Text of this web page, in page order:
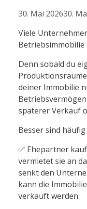
30. Mai 202630.
Viele
Betriebsimmobilie
Denn sobald du
deiner Immobilie
späterer Verkauf
Besser sind
✅ Ehepartner
vermietet sie an
senkt den
kann die
verkauft werden.